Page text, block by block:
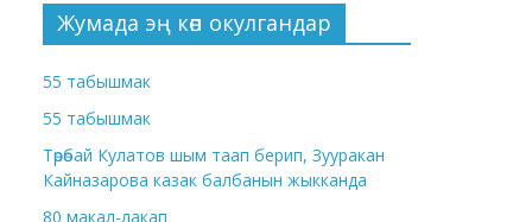
Жумада эң көп окулгандар
55 табышмак
55 табышмак
Төрөбай Кулатов шым таап берип, Зууракан
Кайназарова казак балбанын жыкканда
80 макал-лакап